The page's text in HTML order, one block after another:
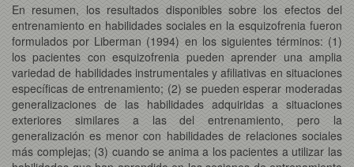
En resumen, los resultados disponibles sobre los efectos del
entrenamiento en habilidades sociales en la esquizofrenia fueron
formulados por Liberman (1994) en los siguientes términos: (1)
los pacientes con esquizofrenia pueden aprender una amplia
variedad de habilidades instrumentales y afiliativas en situaciones
específicas de entrenamiento; (2) se pueden esperar moderadas
generalizaciones de las habilidades adquiridas a situaciones
exteriores similares a las del entrenamiento, pero la
generalización es menor con habilidades de relaciones sociales
más complejas; (3) cuando se anima a los pacientes a utilizar las